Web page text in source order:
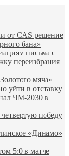
от CAS решение
бана»
письма с
переизбрания
мяча»
уйти в отставку
ЧМ‑2030 в
победу
«Динамо»
5:0 в матче